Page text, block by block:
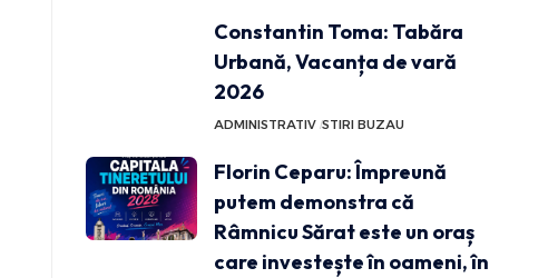
Constantin Toma: Tabăra
Urbană, Vacanța de vară
2026
ADMINISTRATIV STIRI BUZAU
Florin Ceparu: Împreună
putem demonstra că
Râmnicu Sărat este un oraș
care investește în oameni, în